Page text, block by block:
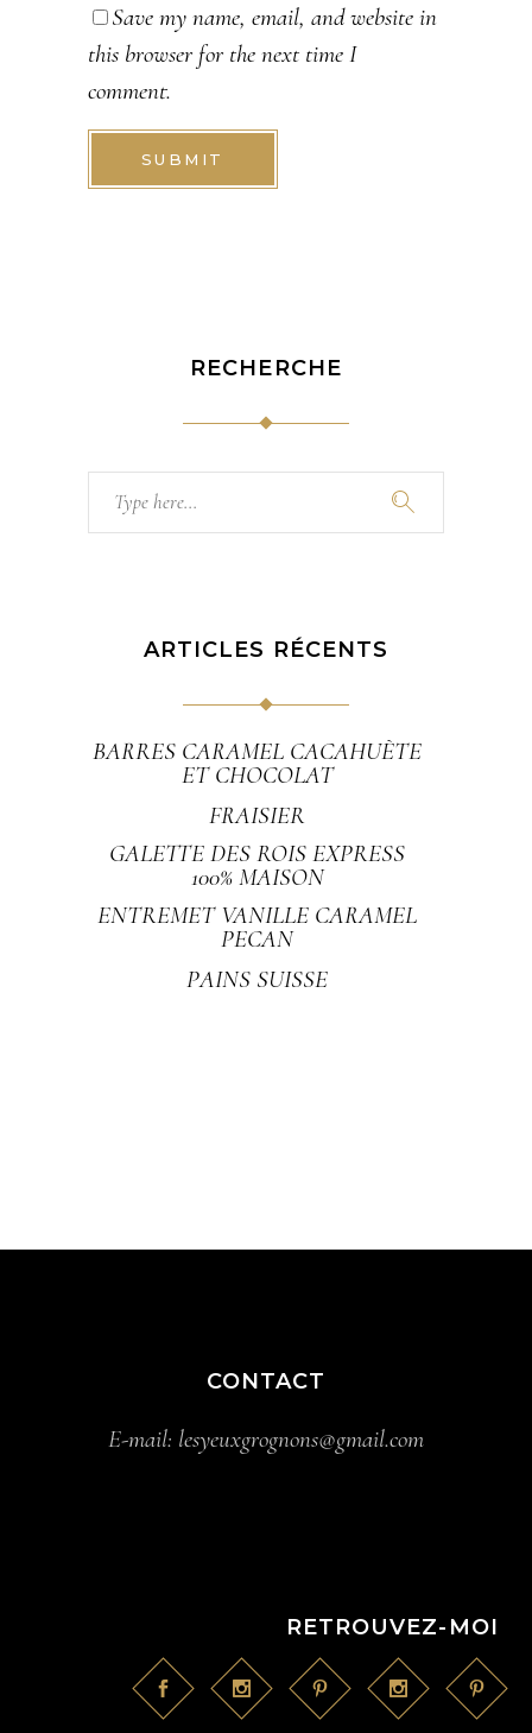
Save my name, email, and website in
this browser for the next time I
comment.
SUBMIT
RECHERCHE
for:
ARTICLES RÉCENTS
BARRES CARAMEL CACAHUÈTE
ET CHOCOLAT
FRAISIER
GALETTE DES ROIS EXPRESS
100% MAISON
ENTREMET VANILLE CARAMEL
PECAN
PAINS SUISSE
CONTACT
E-mail: lesyeuxgrognons@gmail.com
RETROUVEZ-MOI